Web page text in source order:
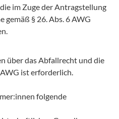
im Zuge der Antragstellung
§ 26. Abs. 6 AWG
über das Abfallrecht und die
ist erforderlich.
folgende